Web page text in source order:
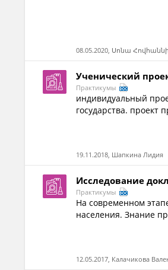
08.05.2020, Սոնա
Ученический
Практикумы
индивидуальный
государства. проект
19.11.2018, Шапкина Лидия
Исследование
Практикумы
На современном
населения. Знание
12.05.2017, Калачикова